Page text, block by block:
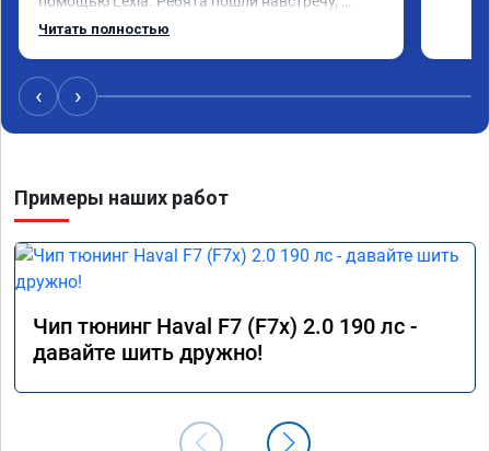
оперативно приняли и за час отшили как
Читать полностью
‹ ›
Примеры наших работ
Чип тюнинг Haval F7 (F7x) 2.0 190 лс -
давайте шить дружно!